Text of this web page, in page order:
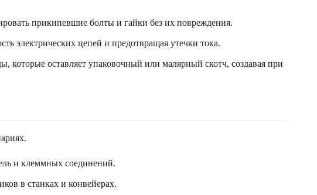
прикипевшие болты и гайки без их повреждения.
электрических цепей и предотвращая утечки тока.
которые оставляет упаковочный или малярный скотч, создавая при
и клеммных соединений.
в станках и конвейерах.